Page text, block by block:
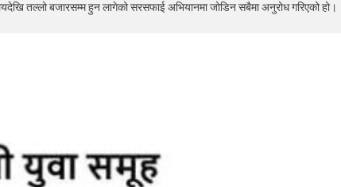
तल्लो बजारसम्म हुन लागेको सरसफाई अभियानमा जोडिन सबैमा अनुरोध गरिएको हो।